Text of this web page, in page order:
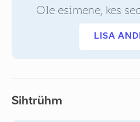
Ole esimene, kes
LISA
Sihtrühm